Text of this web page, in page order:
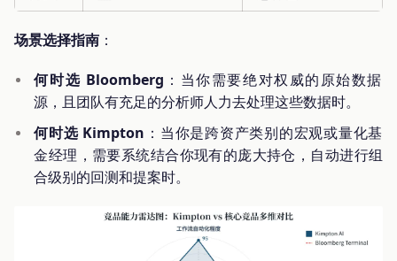
场景选择指南 ：
何时选 Bloomberg ：当你需要绝对权威的原始数据
源，且团队有充足的分析师人力去处理这些数据时。
何时选 Kimpton ：当你是跨资产类别的宏观或量化基
金经理，需要系统结合你现有的庞大持仓，自动进行组
合级别的回测和提案时。